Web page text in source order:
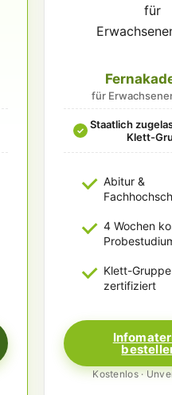
für
✓ Staatlich
Klett-
Abitur &
4 Wochen
Klett-Gruppe
zertifiziert
Kostenlos ·